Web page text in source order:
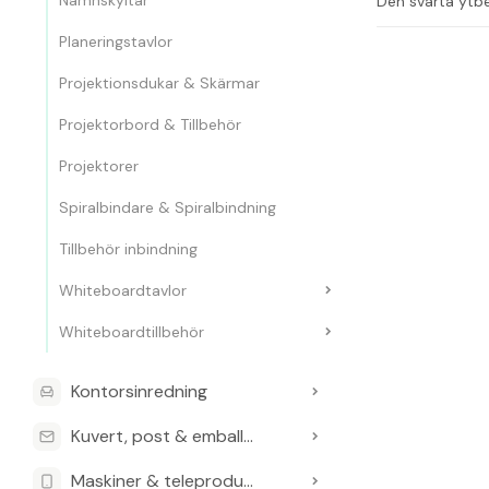
Planeringstavlor
Projektionsdukar & Skärmar
Projektorbord & Tillbehör
Projektorer
Spiralbindare & Spiralbindning
Tillbehör inbindning
Whiteboardtavlor
Whiteboardtillbehör
Kontorsinredning
Kuvert, post & emballage
Maskiner & teleprodukter